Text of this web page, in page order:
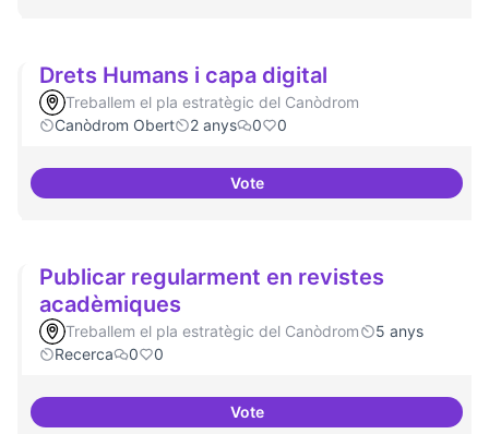
Drets Humans i capa digital
Treballem el pla estratègic del Canòdrom
Canòdrom Obert
2 anys 0 0
VoteDrets Humans i capa digital
Publicar regularment en revistes
acadèmiques
Treballem el pla estratègic del Canòdrom
5 anys
Recerca
0 0
VotePublicar regularment en